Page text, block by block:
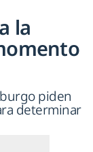
la
piden
determinar